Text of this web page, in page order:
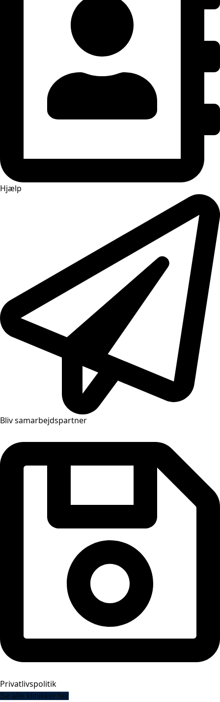
Hjælp
Bliv samarbejdspartner
Privatlivspolitik
Se alle klinikker her